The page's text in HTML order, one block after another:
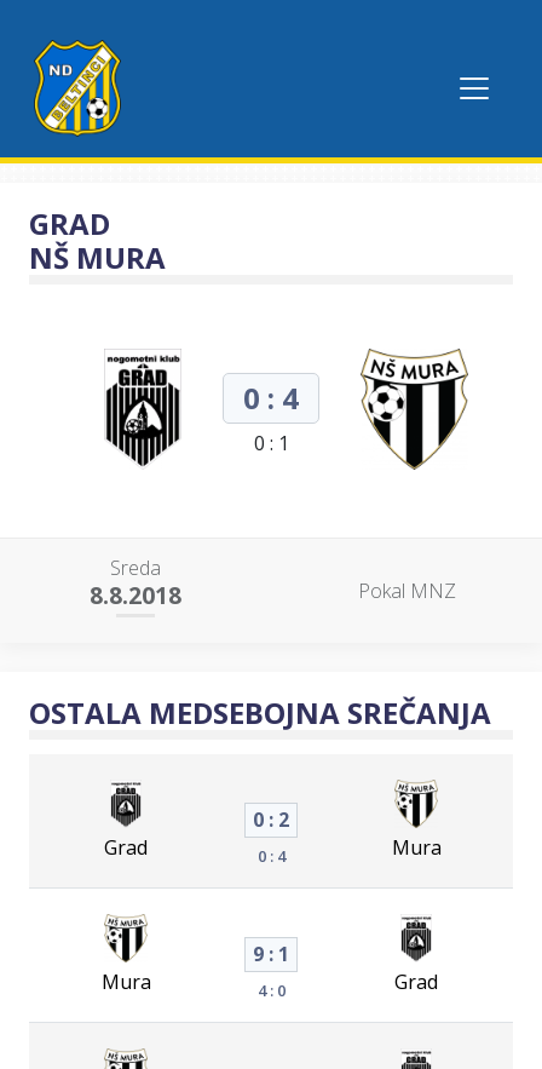
GRAD
NŠ MURA
0 : 4
0 : 1
Sreda
8.8.2018 Pokal MNZ
OSTALA MEDSEBOJNA SREČANJA
Grad
0 : 2
0 : 4 Mura
Mura
9 : 1
4 : 0 Grad